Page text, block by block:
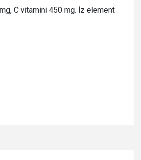
C vitamini 450 mg. İz element